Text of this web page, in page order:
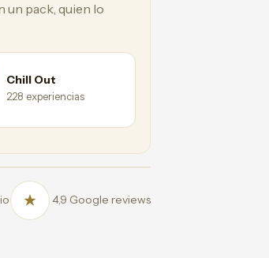
un pack, quien lo
Chill Out
228 experiencias
4,9 Google reviews